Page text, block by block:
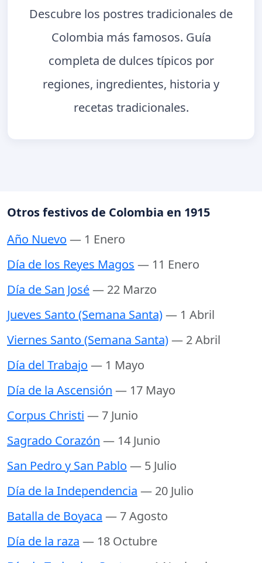
Descubre los postres tradicionales de
Colombia más famosos. Guía
completa de dulces típicos por
regiones, ingredientes, historia y
recetas tradicionales.
Otros festivos de Colombia en 1915
Año Nuevo — 1 Enero
Día de los Reyes Magos — 11 Enero
Día de San José— 22 Marzo
Jueves Santo (Semana Santa)— 1 Abril
Viernes Santo (Semana Santa)— 2 Abril
Día del Trabajo — 1 Mayo
Día de la Ascensión — 17 Mayo
Corpus Christi — 7 Junio
Sagrado Corazón — 14 Junio
San Pedro y San Pablo — 5 Julio
Día de la Independencia — 20 Julio
Batalla de Boyaca — 7 Agosto
Día de la raza — 18 Octubre